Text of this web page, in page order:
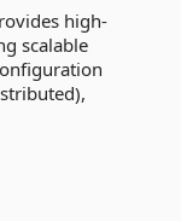
high-
scalable